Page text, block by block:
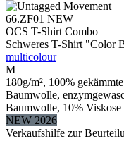
66.ZF01 NEW
OCS T-Shirt Combo
Schweres T-Shirt "Color
multicolour
M
180g/m², 100%
Baumwolle,
Baumwolle, 10% Viskose
NEW 2026
Verkaufshilfe zur